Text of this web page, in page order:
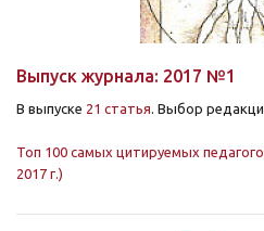
Выпуск журнала: 2017 №1
В выпуске 21 статья. Выбор
Топ 100 самых цитируемых
2017 г.)